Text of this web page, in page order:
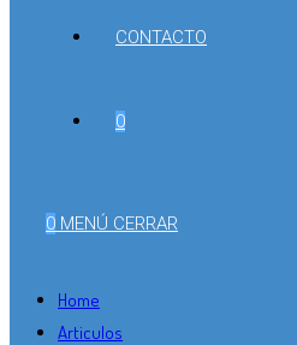
CONTACTO
0
0 MENÚ CERRAR
Home
Articulos